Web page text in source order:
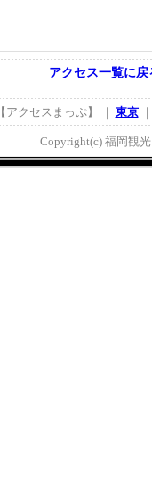
アクセス一覧に戻
【アクセスまっぷ】 ｜ 東京｜
Copyright(c) 福岡観